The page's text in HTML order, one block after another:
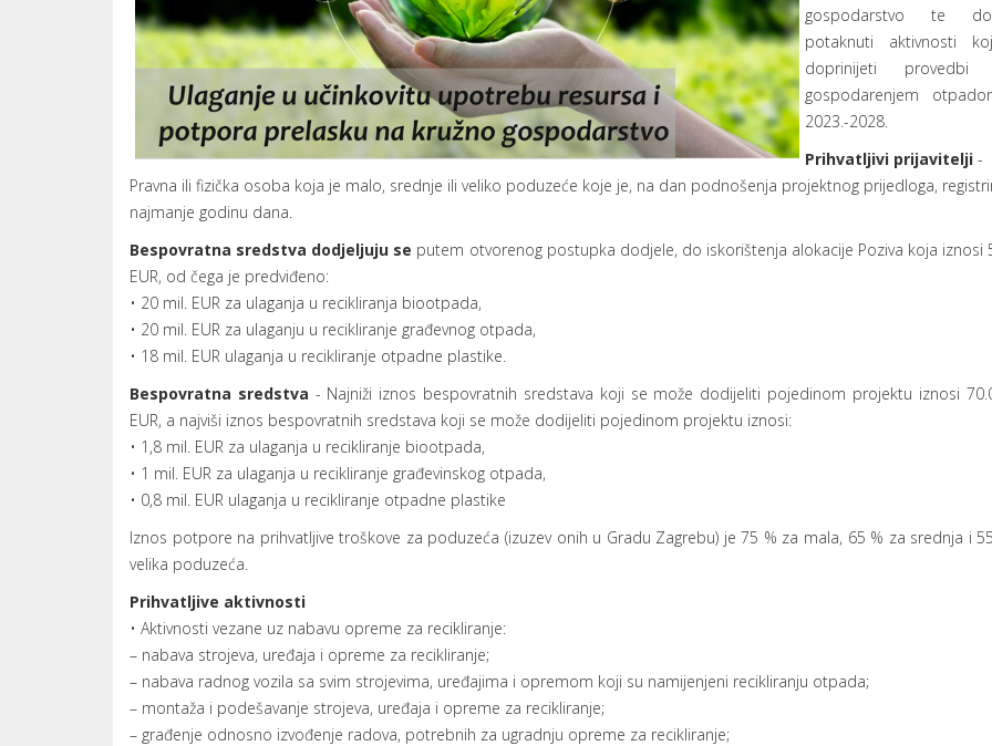
gospodarstvo te
potaknuti aktivnosti
doprinijeti provedbi
gospodarenjem
2023.-2028.
Prihvatljivi prijavitelji -
Pravna ili fizička osoba koja je malo, srednje ili veliko poduzeće koje je, na dan podnošenja projektnog prijedloga,
najmanje godinu dana.
Bespovratna sredstva dodjeljuju se putem otvorenog postupka dodjele, do iskorištenja alokacije Poziva koja iznosi
EUR, od čega je predviđeno:
• 20 mil. EUR za ulaganja u recikliranja biootpada,
• 20 mil. EUR za ulaganju u recikliranje građevnog otpada,
• 18 mil. EUR ulaganja u recikliranje otpadne plastike.
Bespovratna sredstva - Najniži iznos bespovratnih sredstava koji se može dodijeliti pojedinom projektu iznosi
EUR, a najviši iznos bespovratnih sredstava koji se može dodijeliti pojedinom projektu iznosi:
• 1,8 mil. EUR za ulaganja u recikliranje biootpada,
• 1 mil. EUR za ulaganja u recikliranje građevinskog otpada,
• 0,8 mil. EUR ulaganja u recikliranje otpadne plastike
Iznos potpore na prihvatljive troškove za poduzeća (izuzev onih u Gradu Zagrebu) je 75 % za mala, 65 % za srednja i
velika poduzeća.
Prihvatljive aktivnosti
• Aktivnosti vezane uz nabavu opreme za recikliranje:
– nabava strojeva, uređaja i opreme za recikliranje;
– nabava radnog vozila sa svim strojevima, uređajima i opremom koji su namijenjeni recikliranju otpada;
– montaža i podešavanje strojeva, uređaja i opreme za recikliranje;
– građenje odnosno izvođenje radova, potrebnih za ugradnju opreme za recikliranje;